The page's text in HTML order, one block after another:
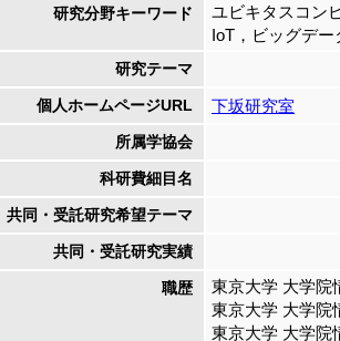
研究分野キーワード
ユビキタスコン
IoT，ビッグデ
研究テーマ
個人ホームページURL 下坂研究室
所属学協会
科研費細目名
共同・受託研究希望テーマ
共同・受託研究実績
職歴
東京大学 大学院
東京大学 大学院
東京大学 大学院